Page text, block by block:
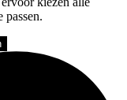
passen.